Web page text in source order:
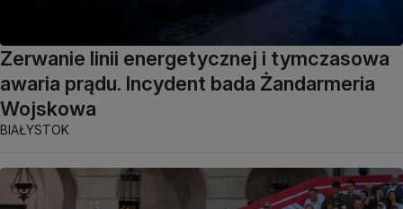
Zerwanie linii energetycznej i tymczasowa
awaria prądu. Incydent bada Żandarmeria
Wojskowa
BIAŁYSTOK